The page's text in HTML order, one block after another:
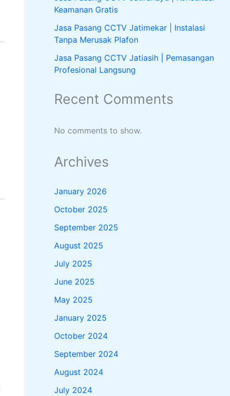
Keamanan Gratis
Jasa Pasang CCTV Jatimekar | Instalasi
Tanpa Merusak Plafon
Jasa Pasang CCTV Jatiasih | Pemasangan
Profesional Langsung
Recent Comments
No comments to show.
Archives
January 2026
October 2025
September 2025
August 2025
July 2025
June 2025
May 2025
January 2025
October 2024
September 2024
August 2024
July 2024